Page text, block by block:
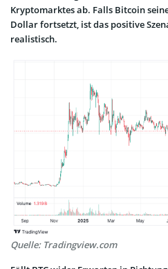
Kryptomarktes ab. Falls Bitcoin
Dollar fortsetzt, ist das positive
realistisch.
Quelle: Tradingview.com